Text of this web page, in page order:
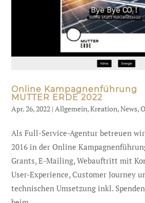
Online Kampagnenführung
MUTTER ERDE 2022
Apr. 26, 2022 |Allgemein,Kreation,News,
Als Full-Service-Agentur betreuen wir
2016 in der Online
Grants, E-Mailing, Webauftritt mit
User-Experience, Customer Journey
technischen Umsetzung inkl.